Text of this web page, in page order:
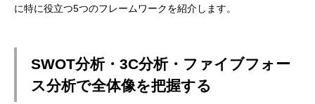
に特に役立つ5つのフレームワークを紹介します。
SWOT分析・3C分析・ファイブフォー
ス分析で全体像を把握する